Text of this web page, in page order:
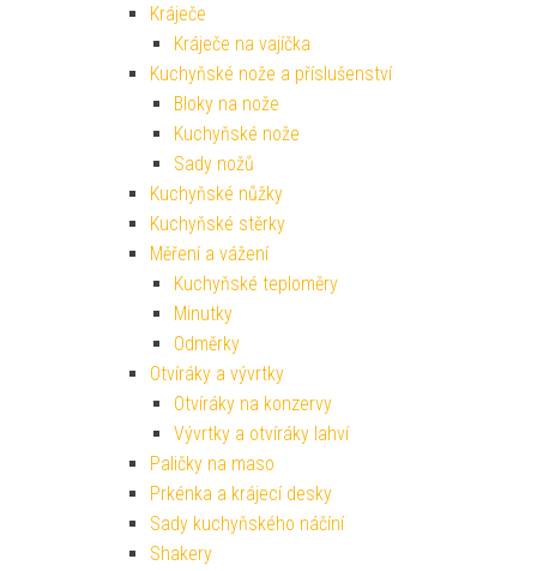
Sady nožů
Kuchyňské nůžky
Kuchyňské stěrky
Měření a vážení
Kuchyňské teploměry
Minutky
Odměrky
Otvíráky a vývrtky
Otvíráky na konzervy
Vývrtky a otvíráky lahví
Paličky na maso
Prkénka a krájecí desky
Sady kuchyňského náčíní
Shakery
Síta a cedníky
Cedníky
Pařáčky
Trychtýře
Struhadla, lisy a loupače